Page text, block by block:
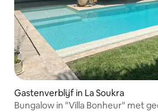
Gastenverblijf in La Soukra
Bungalow in "Villa Bonheur" met